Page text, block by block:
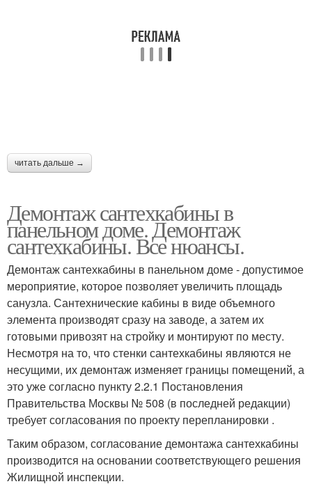
читать дальше →
Демонтаж сантехкабины в
панельном доме. Демонтаж
сантехкабины. Все нюансы.
Демонтаж сантехкабины в панельном доме - допустимое
мероприятие, которое позволяет увеличить площадь
санузла. Сантехнические кабины в виде объемного
элемента производят сразу на заводе, а затем их
готовыми привозят на стройку и монтируют по месту.
Несмотря на то, что стенки сантехкабины являются не
несущими, их демонтаж изменяет границы помещений, а
это уже согласно пункту 2.2.1 Постановления
Правительства Москвы № 508 (в последней редакции)
требует согласования по проекту перепланировки .
Таким образом, согласование демонтажа сантехкабины
производится на основании соответствующего решения
Жилищной инспекции.